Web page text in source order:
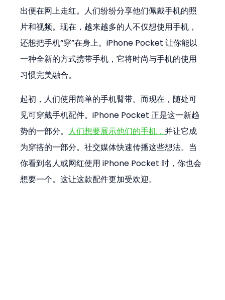
出便在网上走红。人们纷纷分享他们佩戴手机的照
片和视频。现在，越来越多的人不仅想使用手机，
还想把手机“穿”在身上。iPhone Pocket 让你能以
一种全新的方式携带手机，它将时尚与手机的使用
习惯完美融合。
起初，人们使用简单的手机臂带。而现在，随处可
见可穿戴手机配件。iPhone Pocket 正是这一新趋
势的一部分。 人们想要展示他们的手机，并让它成
为穿搭的一部分。社交媒体快速传播这些想法。当
你看到名人或网红使用 iPhone Pocket 时，你也会
想要一个。这让这款配件更加受欢迎。